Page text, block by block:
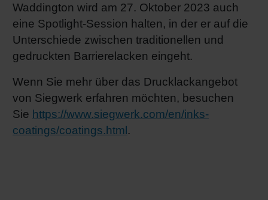
Waddington wird am 27. Oktober 2023 auch
eine Spotlight-Session halten, in der er auf die
Unterschiede zwischen traditionellen und
gedruckten Barrierelacken eingeht.
Wenn Sie mehr über das Drucklackangebot
von Siegwerk erfahren möchten, besuchen
Sie https://www.siegwerk.com/en/inks-
coatings/coatings.html.